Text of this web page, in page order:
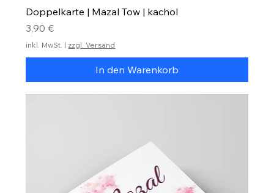
Doppelkarte | Mazal Tow | kachol
Preis
3,90 €
inkl. MwSt. | zzgl. Versand
In den Warenkorb